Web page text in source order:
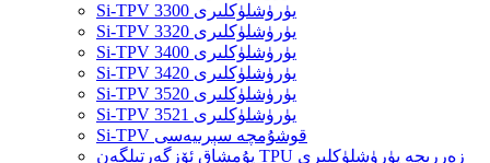
Si-TPV 3300 يۈرۈشلۈكلىرى
Si-TPV 3320 يۈرۈشلۈكلىرى
Si-TPV 3400 يۈرۈشلۈكلىرى
Si-TPV 3420 يۈرۈشلۈكلىرى
Si-TPV 3520 يۈرۈشلۈكلىرى
Si-TPV 3521 يۈرۈشلۈكلىرى
Si-TPV قوشۇمچە سېرىيەسى
يۇمشاق ئۆزگەرتىلگەن TPU زەررىچە يۈرۈشلۈكلىرى